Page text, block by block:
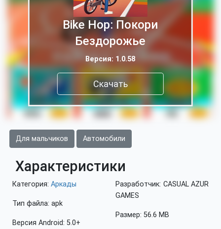
Bike Hop: Покори
Бездорожье
Версия: 1.0.58
Скачать
Для мальчиков Автомобили
Характеристики
Категория: Аркады
Тип файла: apk
Версия Android: 5.0+
Разработчик: CASUAL AZUR
GAMES
Размер: 56.6 MB